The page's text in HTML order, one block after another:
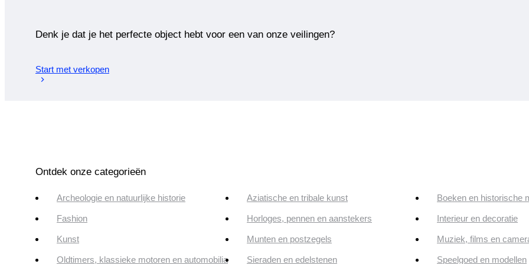
Denk je dat je het perfecte object hebt voor een van onze veilingen?
Start met verkopen
Ontdek onze categorieën
Archeologie en natuurlijke historie Aziatische en tribale kunst Boeken en historische
Fashion Horloges, pennen en aanstekers Interieur en decoratie
Kunst Munten en postzegels Muziek, films en
Oldtimers, klassieke motoren en automobilia Sieraden en edelstenen Speelgoed en modellen